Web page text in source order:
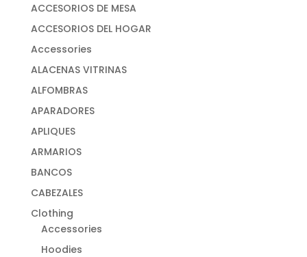
ACCESORIOS DE MESA
ACCESORIOS DEL HOGAR
Accessories
ALACENAS VITRINAS
ALFOMBRAS
APARADORES
APLIQUES
ARMARIOS
BANCOS
CABEZALES
Clothing
Accessories
Hoodies